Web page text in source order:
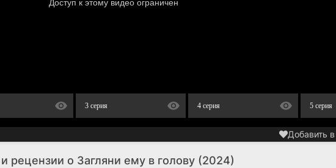
3 серия 4 серия 5 серия
Добавить
рецензии о Загляни ему в голову (2024)